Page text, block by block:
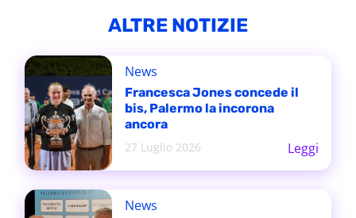
ALTRE NOTIZIE
News
Francesca Jones concede il
bis, Palermo la incorona
ancora
27 Luglio 2026
Leggi
News